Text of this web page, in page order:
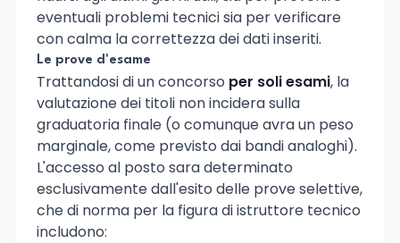
eventuali problemi tecnici sia per verificare
con calma la correttezza dei dati inseriti.
Le prove d'esame
Trattandosi di un concorso per soli esami, la
valutazione dei titoli non incidera sulla
graduatoria finale (o comunque avra un peso
marginale, come previsto dai bandi analoghi).
L'accesso al posto sara determinato
esclusivamente dall'esito delle prove selettive,
che di norma per la figura di istruttore tecnico
includono: